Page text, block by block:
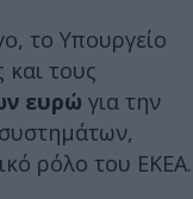
το Υπουργείο
τους
ευρώ για την
ρόλο του ΕΚΕΑ.